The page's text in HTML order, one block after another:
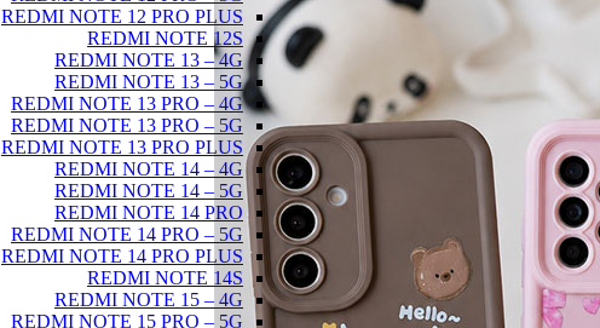
REDMI NOTE 12 PRO PLUS
REDMI NOTE 12S
REDMI NOTE 13 – 4G
REDMI NOTE 13 – 5G
REDMI NOTE 13 PRO – 4G
REDMI NOTE 13 PRO – 5G
REDMI NOTE 13 PRO PLUS
REDMI NOTE 14 – 4G
REDMI NOTE 14 – 5G
REDMI NOTE 14 PRO
REDMI NOTE 14 PRO – 5G
REDMI NOTE 14 PRO PLUS
REDMI NOTE 14S
REDMI NOTE 15 – 4G
REDMI NOTE 15 PRO – 5G